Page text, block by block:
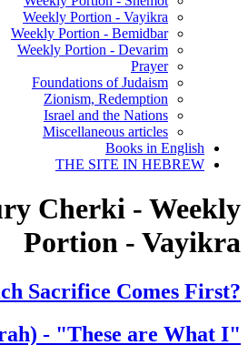
Weekly Portion - Vayikra
Weekly Portion - Bemidbar
Weekly Portion - Devarim
Prayer
Foundations of Judaism
Zionism, Redemption
Israel and the Nations
Miscellaneous articles
Books in English
THE SITE IN HEBREW
Cherki - Weekly
Portion - Vayikra
?Vayikra - Which Sacrifice Comes First
- "These are What I